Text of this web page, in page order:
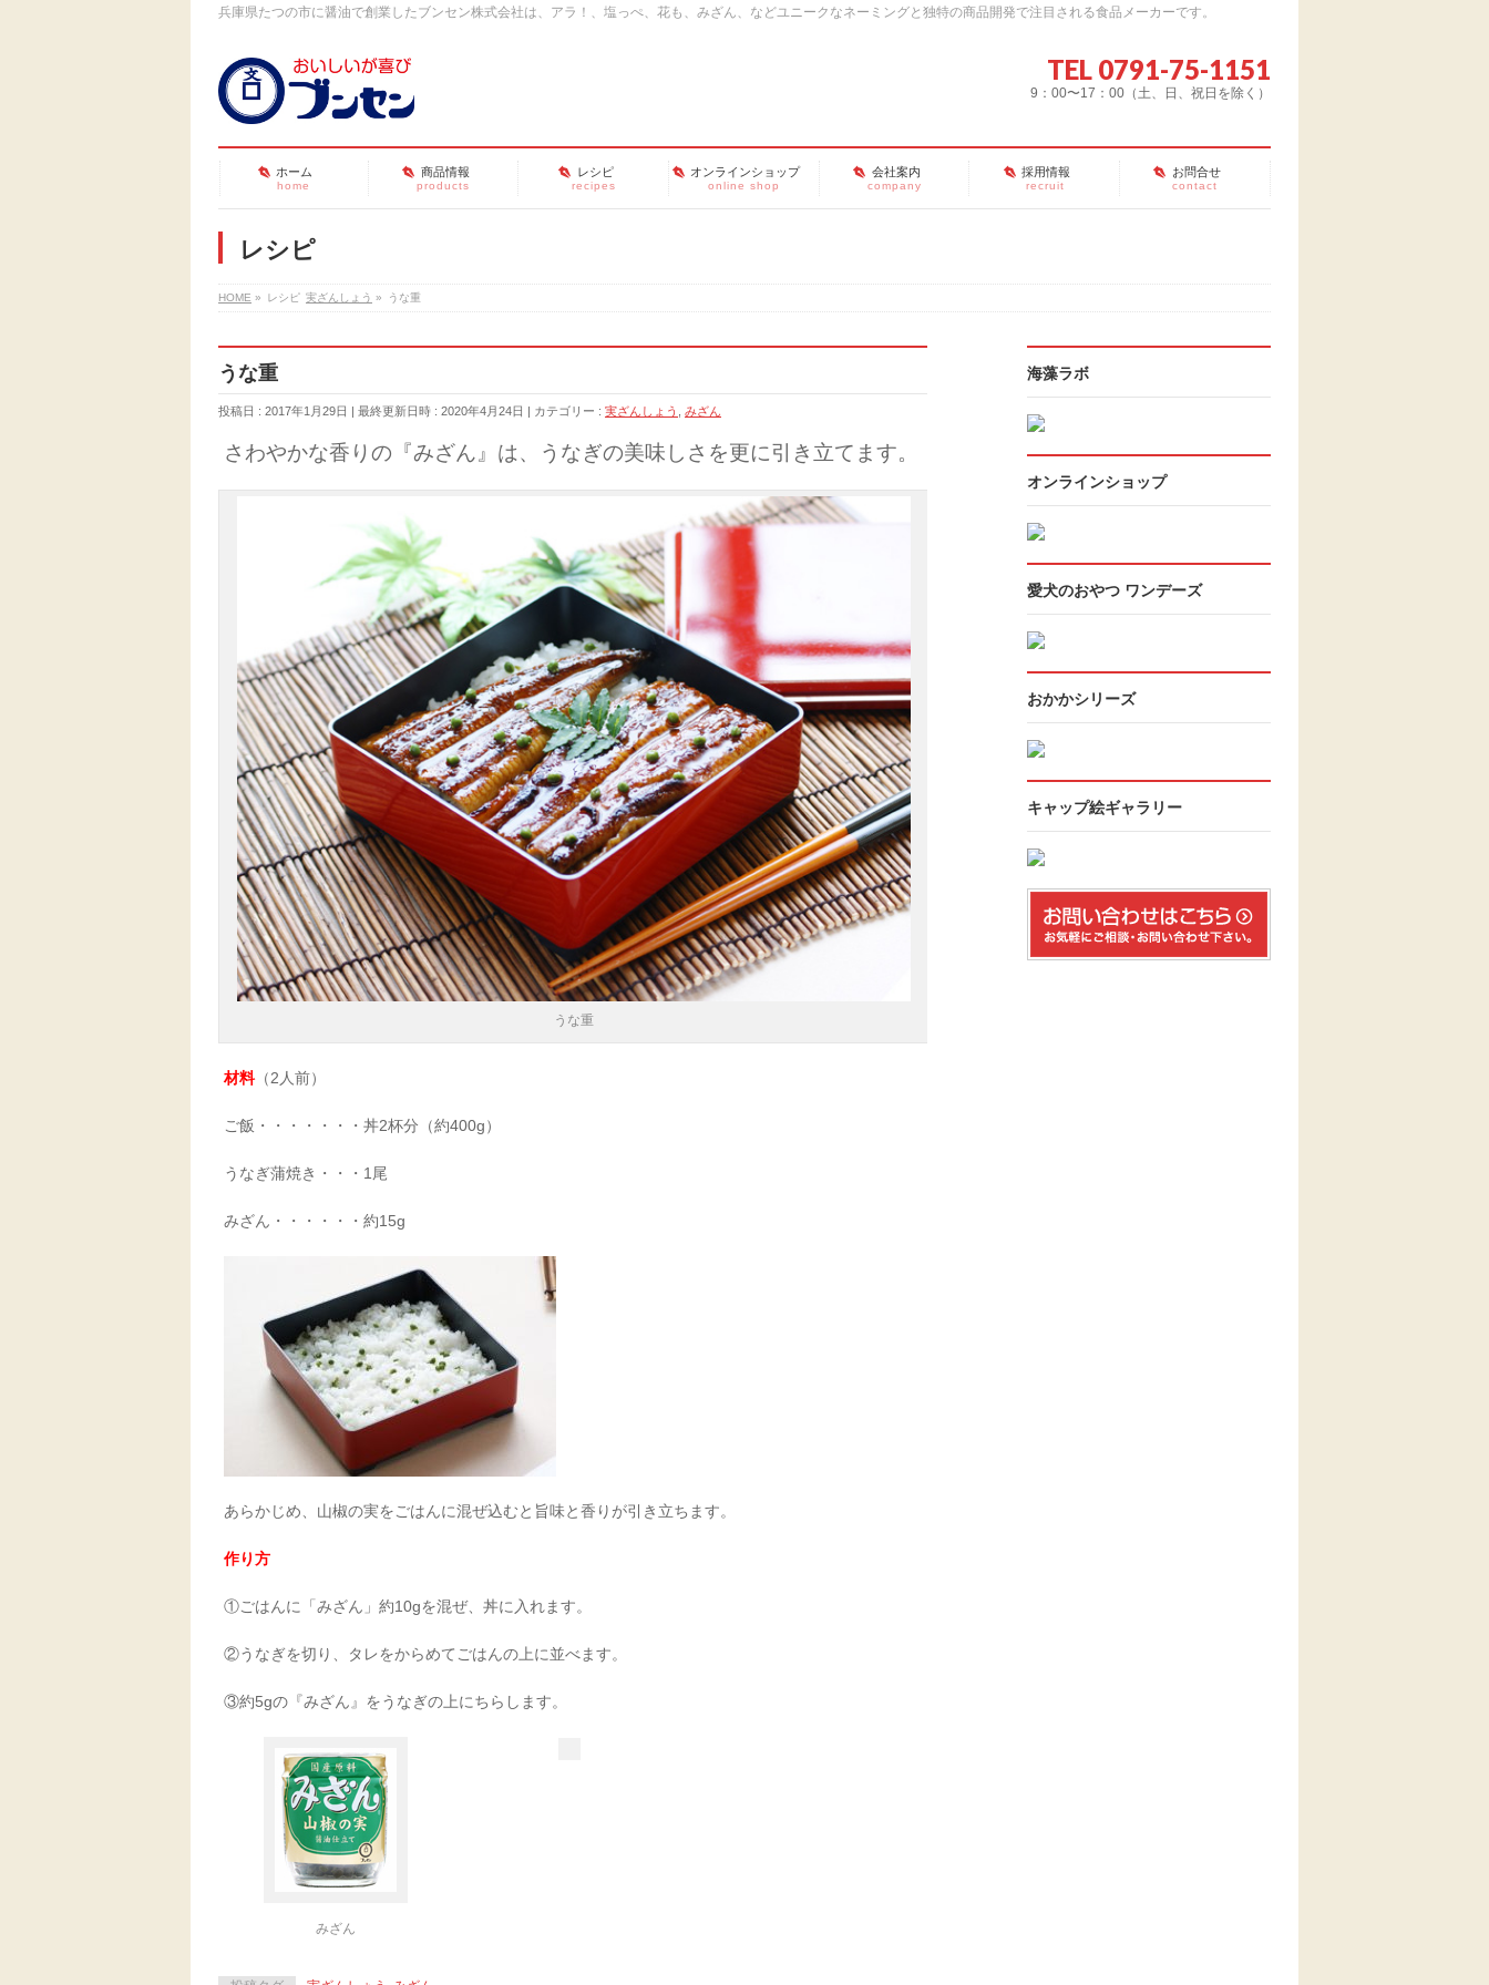
兵庫県たつの市に醤油で創業したブンセン株式会社は、アラ！、塩っぺ、花も、みざん、などユニークなネーミングと独特の商品開発で注目される食品メーカーです。
TEL 0791-75-1151
9：00〜17：00（土、日、祝日を除く）
ホーム
home
商品情報
products
レシピ
recipes
オンラインショップ
online shop
会社案内
company
採用情報
recruit
お問合せ
contact
レシピ
HOME » レシピ 実ざんしょう » うな重
うな重
投稿日 : 2017年1月29日 最終更新日時 : 2020年4月24日 カテゴリー : 実ざんしょう みざん
さわやかな香りの『みざん』は、うなぎの美味しさを更に引き立てます。
うな重
材料（2人前）
ご飯・・・・・・・丼2杯分（約400g）
うなぎ蒲焼き・・・1尾
みざん・・・・・・約15g
あらかじめ、山椒の実をごはんに混ぜ込むと旨味と香りが引き立ちます。
作り方
①ごはんに「みざん」約10gを混ぜ、丼に入れます。
②うなぎを切り、タレをからめてごはんの上に並べます。
③約5gの『みざん』をうなぎの上にちらします。
みざん
海藻ラボ
オンラインショップ
愛犬のおやつ ワンデーズ
おかかシリーズ
キャップ絵ギャラリー